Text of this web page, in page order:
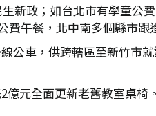
新政；如台北市有學童公
午餐，北中南多個縣市跟
公車，供跨轄區至新竹市
元全面更新老舊教室桌椅